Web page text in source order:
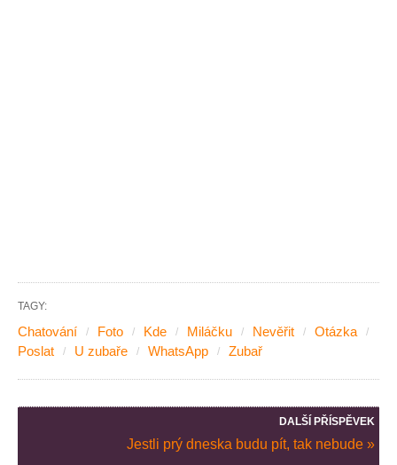
TAGY:
Chatování Foto Kde Miláčku Nevěřit
Otázka
Poslat
U zubaře WhatsApp Zubař
DALŠÍ PŘÍSPĚVEK
Jestli prý dneska budu pít, tak nebude »